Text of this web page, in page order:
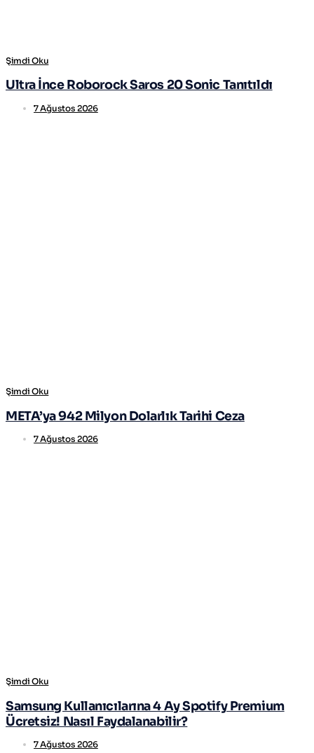
Şimdi Oku
Ultra İnce Roborock Saros 20 Sonic Tanıtıldı
7 Ağustos 2026
Şimdi Oku
META’ya 942 Milyon Dolarlık Tarihi Ceza
7 Ağustos 2026
Şimdi Oku
Samsung Kullanıcılarına 4 Ay Spotify Premium
Ücretsiz! Nasıl Faydalanabilir?
7 Ağustos 2026